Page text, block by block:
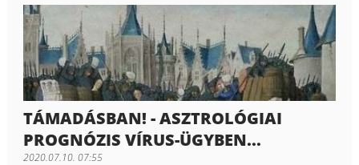
TÁMADÁSBAN! - ASZTROLÓGIAI
PROGNÓZIS VÍRUS-ÜGYBEN...
2020.07.10. 07:55